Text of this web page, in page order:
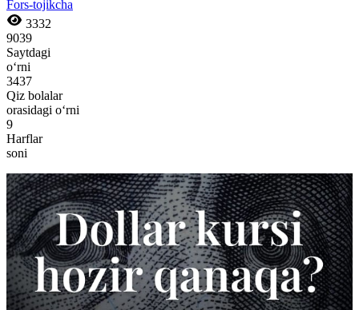
Fors-tojikcha
3332
9039
Saytdagi
o‘rni
3437
Qiz bolalar
orasidagi o‘rni
9
Harflar
soni